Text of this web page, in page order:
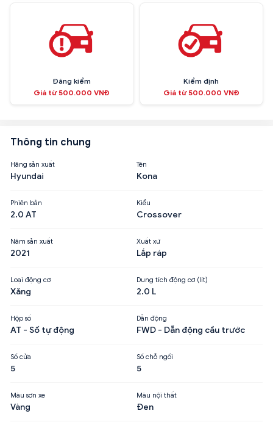
Đăng kiểm
Giá từ 500.000 VNĐ
Kiểm định
Giá từ 500.000 VNĐ
Thông tin chung
Hãng sản xuất
Hyundai
Tên
Kona
Phiên bản
2.0 AT
Kiểu
Crossover
Năm sản xuất
2021
Xuất xứ
Lắp ráp
Loại động cơ
Xăng
Dung tích động cơ (lít)
2.0 L
Hộp số
AT - Số tự động
Dẫn động
FWD - Dẫn động cầu trước
Số cửa
5
Số chỗ ngồi
5
Màu sơn xe
Vàng
Màu nội thất
Đen